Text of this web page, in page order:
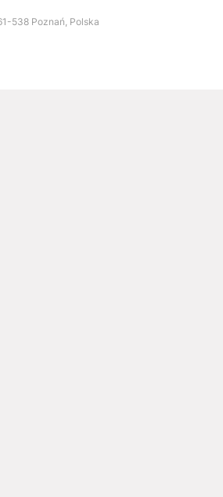
538 Poznań, Polska